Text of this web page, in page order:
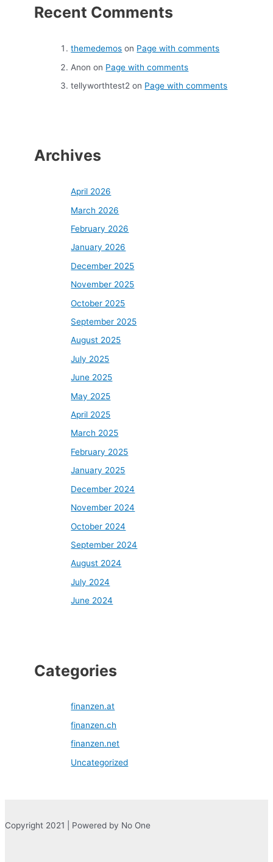
Recent Comments
themedemos on Page with comments
Anon on Page with comments
tellyworthtest2 on Page with comments
Archives
April 2026
March 2026
February 2026
January 2026
December 2025
November 2025
October 2025
September 2025
August 2025
July 2025
June 2025
May 2025
April 2025
March 2025
February 2025
January 2025
December 2024
November 2024
October 2024
September 2024
August 2024
July 2024
June 2024
Categories
finanzen.at
finanzen.ch
finanzen.net
Uncategorized
Copyright 2021 | Powered by No One